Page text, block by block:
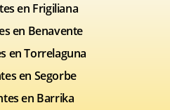
en Frigiliana
en Benavente
en Torrelaguna
en Segorbe
en Barrika